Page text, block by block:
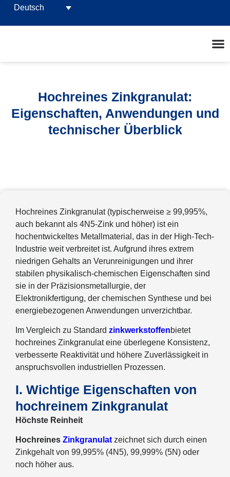
Deutsch
Hochreines Zinkgranulat:
Eigenschaften, Anwendungen und
technischer Überblick
Hochreines Zinkgranulat (typischerweise ≥ 99,995%,
auch bekannt als 4N5-Zink und höher) ist ein
hochentwickeltes Metallmaterial, das in der High-Tech-
Industrie weit verbreitet ist. Aufgrund ihres extrem
niedrigen Gehalts an Verunreinigungen und ihrer
stabilen physikalisch-chemischen Eigenschaften sind
sie in der Präzisionsmetallurgie, der
Elektronikfertigung, der chemischen Synthese und bei
energiebezogenen Anwendungen unverzichtbar.
Im Vergleich zu Standard zinkwerkstoffenbietet
hochreines Zinkgranulat eine überlegene Konsistenz,
verbesserte Reaktivität und höhere Zuverlässigkeit in
anspruchsvollen industriellen Prozessen.
I. Wichtige Eigenschaften von
hochreinem Zinkgranulat
Höchste Reinheit
Hochreines Zinkgranulat zeichnet sich durch einen
Zinkgehalt von 99,995% (4N5), 99,999% (5N) oder
noch höher aus.